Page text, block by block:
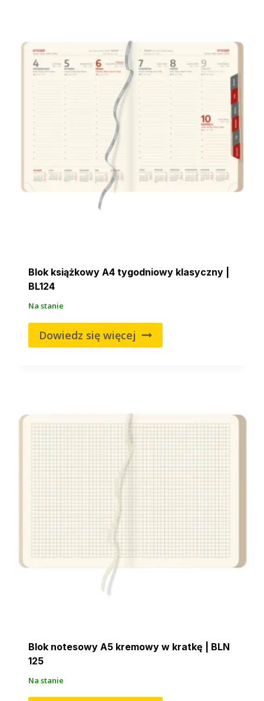
Blok książkowy A4 tygodniowy klasyczny |
BL124
Na stanie
Dowiedz się więcej
Blok notesowy A5 kremowy w kratkę | BLN
125
Na stanie